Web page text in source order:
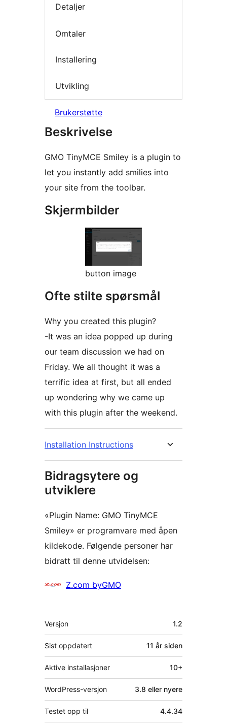
Detaljer
Omtaler
Installering
Utvikling
Brukerstøtte
Beskrivelse
GMO TinyMCE Smiley is a plugin to
let you instantly add smilies into
your site from the toolbar.
Skjermbilder
button image
Ofte stilte spørsmål
Why you created this plugin?
-It was an idea popped up during
our team discussion we had on
Friday. We all thought it was a
terrific idea at first, but all ended
up wondering why we came up
with this plugin after the weekend.
Installation Instructions
Bidragsytere og
utviklere
«Plugin Name: GMO TinyMCE
Smiley» er programvare med åpen
kildekode. Følgende personer har
bidratt til denne utvidelsen:
BidragsytereZ.com byGMO
Meta
Versjon 1.2
Sist oppdatert 11 år siden
Aktive installasjoner 10+
WordPress-versjon 3.8 eller nyere
Testet opp til 4.4.34